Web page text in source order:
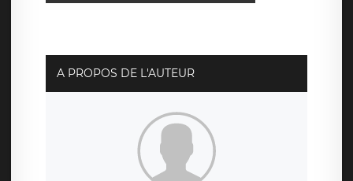
limitation du traitement relatif à vos données à caractère
données. Vous pouvez exercer ces droits auprès du délégué
de traitement est la société LÉGAVOX, sis 9 rue Léopold
Sédar Senghor, joignable à l’adresse mail :
responsabledetraitement@legavox.fr. Vous avez également
le droit d’introduire une réclamation auprès d’une autorité
A PROPOS DE L'AUTEUR